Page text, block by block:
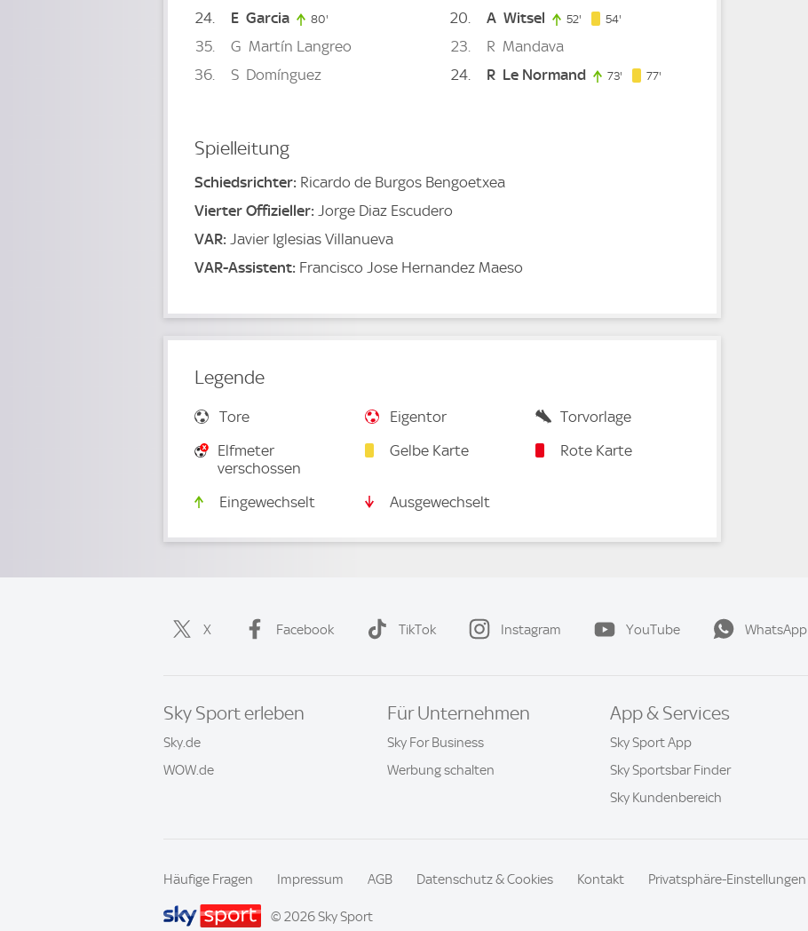
24
E Garcia 80'
35 G Martín Langreo
36
S Domínguez
20
A Witsel 52' 52. minute
54'
23 R Mandava
24
R Le Normand 73' 73. minute
77'
Spielleitung
Schiedsrichter: Ricardo de Burgos Bengoetxea
Vierter Offizieller: Jorge Diaz Escudero
VAR: Javier Iglesias Villanueva
VAR-Assistent: Francisco Jose Hernandez Maeso
Legende
Tore Eigentor
Torvorlage
Elfmeter
verschossen
Gelbe Karte Rote Karte
Eingewechselt Ausgewechselt
X Facebook TikTok Instagram YouTube WhatsApp
Sky Sport erleben
Sky.de
WOW.de
Für Unternehmen
Sky For Business
Werbung schalten
App & Services
Sky Sport App
Sky Sportsbar Finder
Sky Kundenbereich
Häufige Fragen Impressum AGB Datenschutz & Cookies Kontakt Privatsphäre-Einstellungen
© 2026 Sky Sport